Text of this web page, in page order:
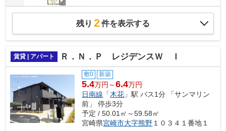
残り 2件を表示する
賃貸 | アパート Ｒ．Ｎ．Ｐ レジデンスＷ Ｉ
敷0 新築
5.4万円～6.4万円
日南線 「木花 」駅 バス1分 「サンマリン
前」 停歩3分
予定 / 50.01㎡～59.58㎡
宮崎県宮崎市大字熊野 １０３４１番地１